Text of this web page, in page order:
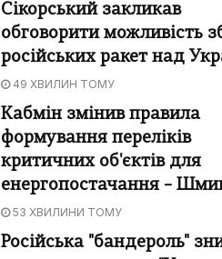
Сікорський закликав
обговорити можливість
російських ракет над
49 ХВИЛИН ТОМУ
Кабмін змінив правила
формування переліків
критичних об'єктів для
енергопостачання –
53 ХВИЛИНИ ТОМУ
Російська "бандероль"